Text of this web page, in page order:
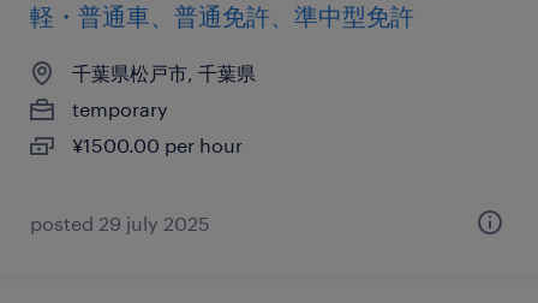
軽・普通車、普通免許、準中型免許
千葉県松戸市, 千葉県
temporary
¥1500.00 per hour
posted 29 july 2025